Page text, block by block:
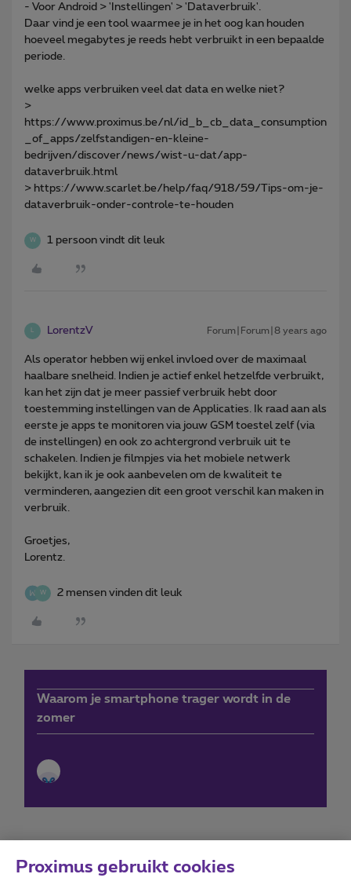
- Voor Android > 'Instellingen' > 'Dataverbruik'.
Daar vind je een tool waarmee je in het oog kan houden
hoeveel megabytes je reeds hebt verbruikt in een bepaalde
periode.
welke apps verbruiken veel dat data en welke niet?
>
https://www.proximus.be/nl/id_b_cb_data_consumption
_of_apps/zelfstandigen-en-kleine-
bedrijven/discover/news/wist-u-dat/app-
dataverbruik.html
> https://www.scarlet.be/help/faq/918/59/Tips-om-je-
dataverbruik-onder-controle-te-houden
W 1 persoon vindt dit leuk
L LorentzV Forum|Forum|8 years ago
Als operator hebben wij enkel invloed over de maximaal
haalbare snelheid. Indien je actief enkel hetzelfde verbruikt,
kan het zijn dat je meer passief verbruik hebt door
toestemming instellingen van de Applicaties. Ik raad aan als
eerste je apps te monitoren via jouw GSM toestel zelf (via
de instellingen) en ook zo achtergrond verbruik uit te
schakelen. Indien je filmpjes via het mobiele netwerk
bekijkt, kan ik je ook aanbevelen om de kwaliteit te
verminderen, aangezien dit een groot verschil kan maken in
verbruik.
Groetjes,
Lorentz.
W 2 mensen vinden dit leuk
Waarom je smartphone trager wordt in de
zomer
Proximus gebruikt cookies